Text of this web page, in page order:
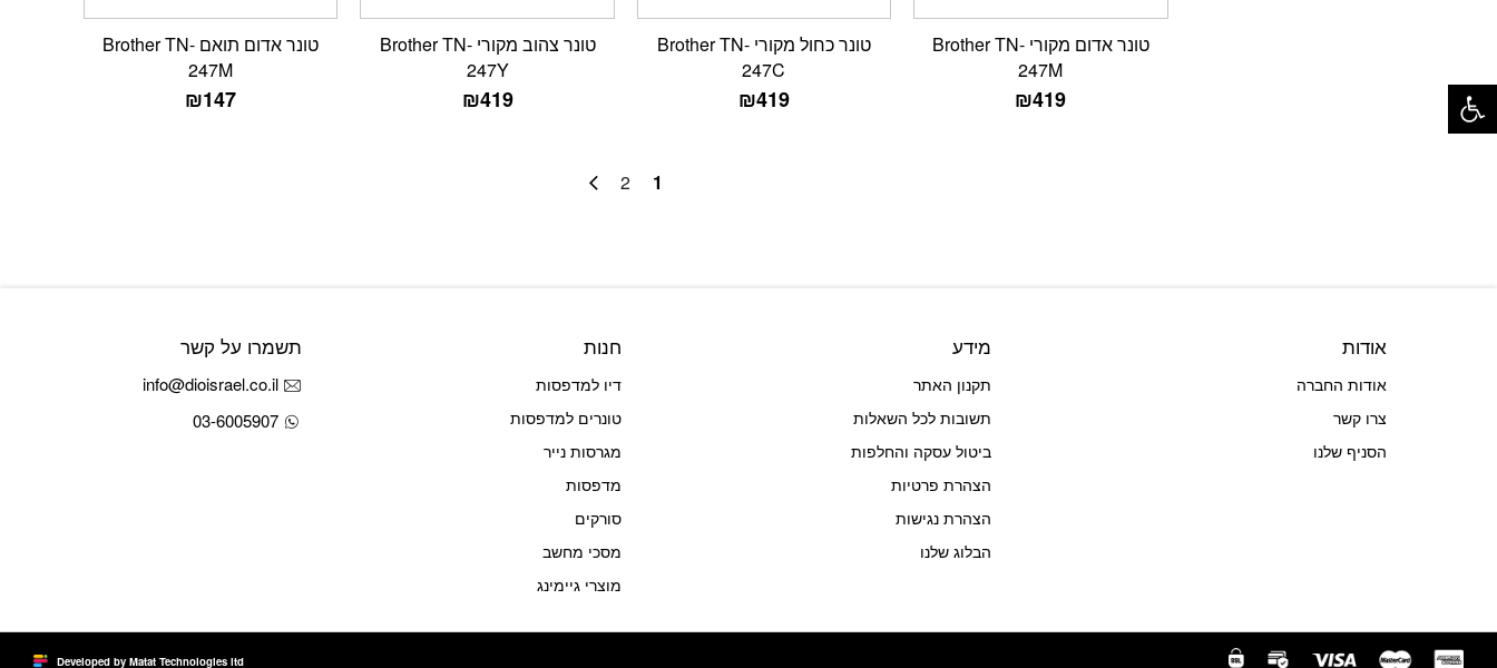
טונר אדום מקורי Brother TN-
247M
₪419
טונר כחול מקורי Brother TN-
247C
₪419
טונר צהוב מקורי Brother TN-
247Y
₪419
טונר אדום תואם Brother TN-
247M
₪147
1
2
אודות
אודות החברה
צרו קשר
הסניף שלנו
מידע
תקנון האתר
תשובות לכל השאלות
ביטול עסקה והחלפות
הצהרת פרטיות
הצהרת נגישות
הבלוג שלנו
חנות
דיו למדפסות
טונרים למדפסות
מגרסות נייר
מדפסות
סורקים
מסכי מחשב
מוצרי גיימינג
תשמרו על קשר
info@dioisrael.co.il
03-6005907
Developed by Matat Technologies ltd
פתח סרגל נגישות